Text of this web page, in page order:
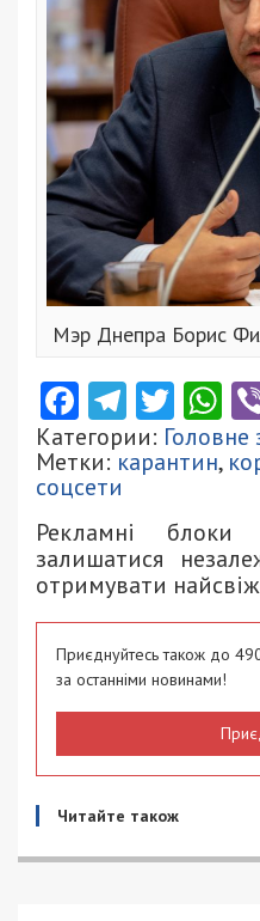
Мэр Днепра Борис
Facebook
Категории: Головне
Метки: карантин,
соцсети
Рекламні
залишатися
отримувати
Приєднуйтесь також до
за останніми новинами!
Читайте також